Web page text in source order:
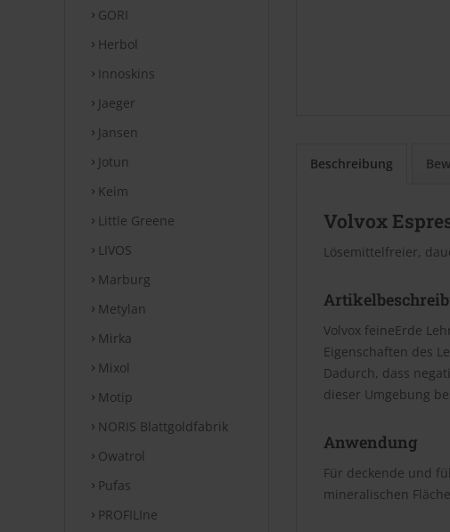
GORI
Herbol
Innoskins
Jaeger
Jansen
Jotun
Keim
Little Greene
LIVOS
Marburg
Metylan
Mirka
Mixol
Motip
NORIS Blattgoldfabrik
Owatrol
Pufas
PROFILIne
Beschreibung
Volvox
Lösemittelfreier,
Volvox feineErde
Eigenschaften des
Dadurch, dass
dieser Umgebung
Anwendung
Für deckende und
mineralischen